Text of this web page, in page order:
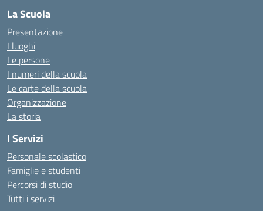
La Scuola
Presentazione
I luoghi
Le persone
I numeri della scuola
Le carte della scuola
Organizzazione
La storia
I Servizi
Personale scolastico
Famiglie e studenti
Percorsi di studio
Tutti i servizi